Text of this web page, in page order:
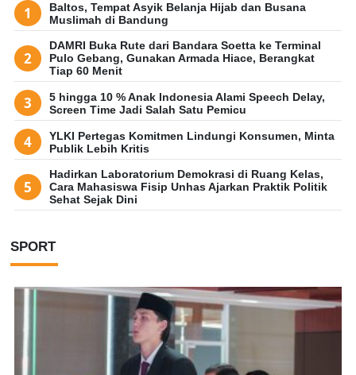
Baltos, Tempat Asyik Belanja Hijab dan Busana
Muslimah di Bandung
DAMRI Buka Rute dari Bandara Soetta ke Terminal
Pulo Gebang, Gunakan Armada Hiace, Berangkat
Tiap 60 Menit
5 hingga 10 % Anak Indonesia Alami Speech Delay,
Screen Time Jadi Salah Satu Pemicu
YLKI Pertegas Komitmen Lindungi Konsumen, Minta
Publik Lebih Kritis
Hadirkan Laboratorium Demokrasi di Ruang Kelas,
Cara Mahasiswa Fisip Unhas Ajarkan Praktik Politik
Sehat Sejak Dini
SPORT